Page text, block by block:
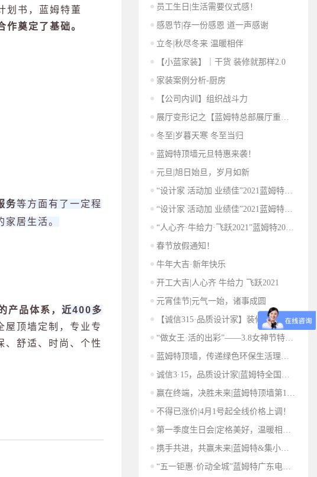
划书，蓝姆特董
作奠定了基础。
务等方面有了一定程
居生活。
产品体系， 近400多
屋顶墙定制，专业专
、舒适、时尚、个性
员工生日|生活需要仪式感！
感恩节|存一份感恩 道一声感谢
立冬|秋尽冬来 温暖相伴
【小蓝家装】｜干货 装修就那样2.0
家装案例分析-厨房
【公司内训】组织战斗力
展厅变形记之【蓝姆特总部展厅重装升级开工仪式】
冬至|岁暮天寒 冬至当归
蓝姆特顶墙元旦特惠来袭！
元旦|旭日始旦，岁月如新
“设计家 活动加 业绩佳”2021蓝姆特经销商年会之展厅参观
“设计家 活动加 业绩佳”2021蓝姆特经销商年会暨新品发布会圆满收官！
“人心齐·牛给力·飞跃2021”蓝姆特2021新春联欢晚会圆满结束！
春节放假通知！
牛年大吉·新年快乐
开工大吉|人心齐 牛给力 飞跃2021
元宵佳节|元气一始，诸事成圆
【诚信315·品质设计家】装修精打细算，我帮你！
“做女王·活的出彩”——3.8女神节特别企划
蓝姆特顶墙，传递绿色环保生活理念！
诚信3·15，品质设计家|蓝姆特全国各地经销商地推活动火热开展
赢在终端，决胜未来|蓝姆特顶墙第15届“造精英·赢未来”新商基础班开班啦！
不得已涨价|4月1号起全线价格上调！
第一季度生日会|定格美好，温暖相伴！
携手共进，共赢未来|蓝姆特&集小筑签约成功！
“五一钜惠·价动全城”蓝姆特广东电白店启动大会！